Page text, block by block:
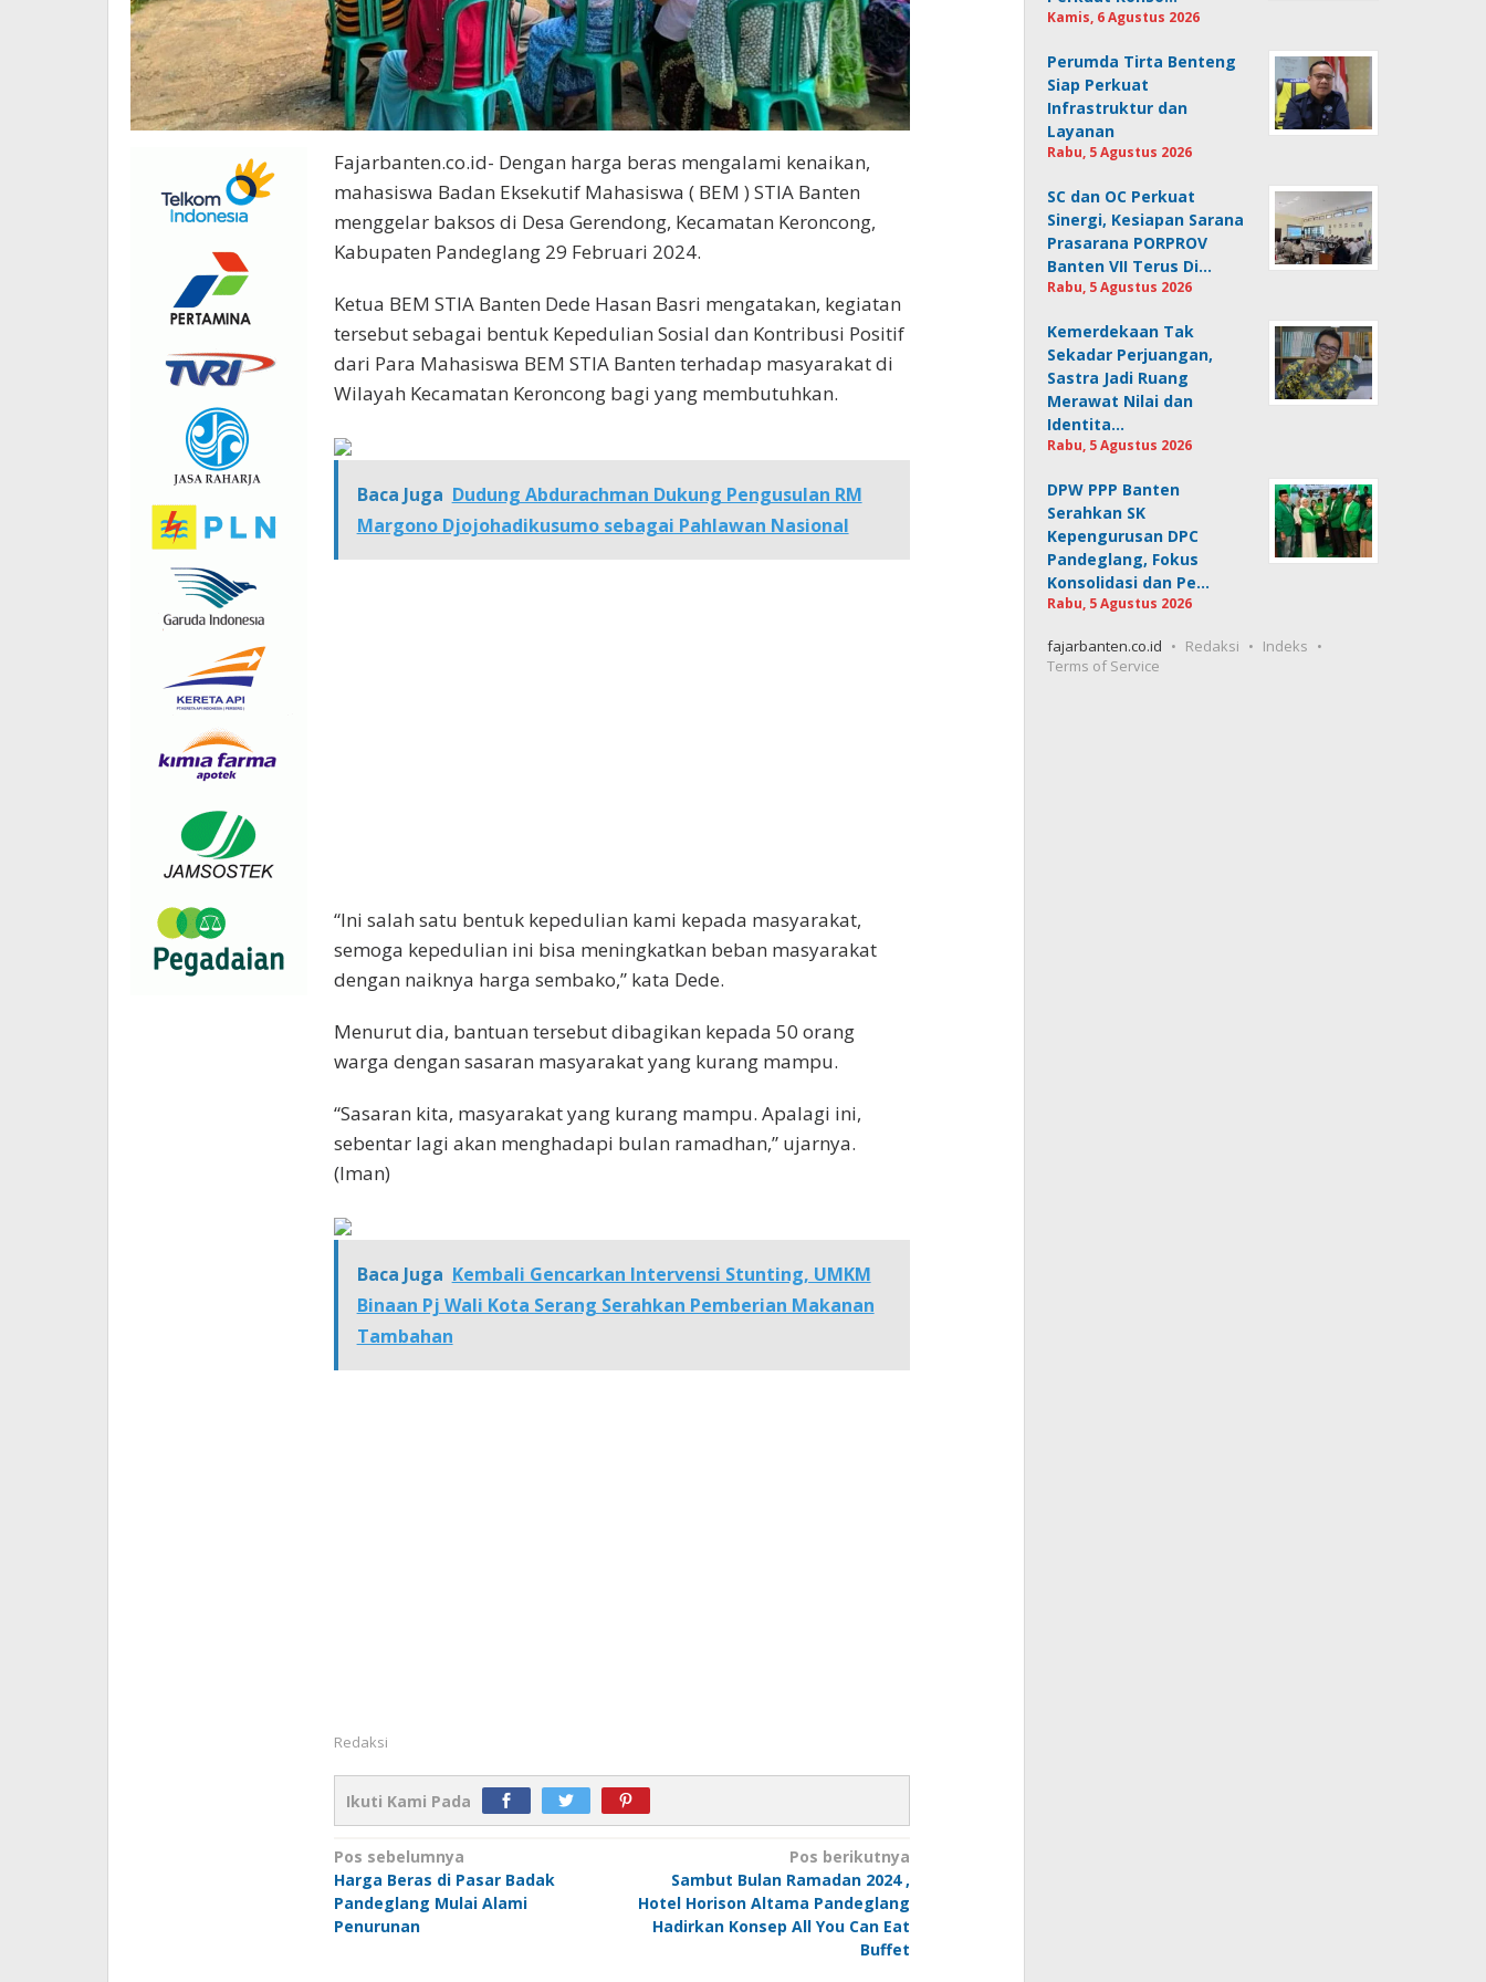
Fajarbanten.co.id- Dengan harga beras mengalami kenaikan,
mahasiswa Badan Eksekutif Mahasiswa ( BEM ) STIA Banten
menggelar baksos di Desa Gerendong, Kecamatan Keroncong,
Kabupaten Pandeglang 29 Februari 2024.
Ketua BEM STIA Banten Dede Hasan Basri mengatakan, kegiatan
tersebut sebagai bentuk Kepedulian Sosial dan Kontribusi Positif
dari Para Mahasiswa BEM STIA Banten terhadap masyarakat di
Wilayah Kecamatan Keroncong bagi yang membutuhkan.
Baca Juga Dudung Abdurachman Dukung Pengusulan RM
Margono Djojohadikusumo sebagai Pahlawan Nasional
“Ini salah satu bentuk kepedulian kami kepada masyarakat,
semoga kepedulian ini bisa meningkatkan beban masyarakat
dengan naiknya harga sembako,” kata Dede.
Menurut dia, bantuan tersebut dibagikan kepada 50 orang
warga dengan sasaran masyarakat yang kurang mampu.
“Sasaran kita, masyarakat yang kurang mampu. Apalagi ini,
sebentar lagi akan menghadapi bulan ramadhan,” ujarnya.
(Iman)
Baca Juga Kembali Gencarkan Intervensi Stunting, UMKM
Binaan Pj Wali Kota Serang Serahkan Pemberian Makanan
Tambahan
Redaksi
Ikuti Kami Pada
Navigasi
pos
Pos sebelumnya
Harga Beras di Pasar Badak
Pandeglang Mulai Alami
Penurunan
Pos berikutnya
Sambut Bulan Ramadan 2024 ,
Hotel Horison Altama Pandeglang
Hadirkan Konsep All You Can Eat
Buffet
Kamis, 6 Agustus 2026
Perumda Tirta Benteng
Siap Perkuat
Infrastruktur dan
Layanan
Rabu, 5 Agustus 2026
SC dan OC Perkuat
Sinergi, Kesiapan Sarana
Prasarana PORPROV
Banten VII Terus Di…
Rabu, 5 Agustus 2026
Kemerdekaan Tak
Sekadar Perjuangan,
Sastra Jadi Ruang
Merawat Nilai dan
Identita…
Rabu, 5 Agustus 2026
DPW PPP Banten
Serahkan SK
Kepengurusan DPC
Pandeglang, Fokus
Konsolidasi dan Pe…
Rabu, 5 Agustus 2026
fajarbanten.co.id Redaksi
Indeks
Terms of Service